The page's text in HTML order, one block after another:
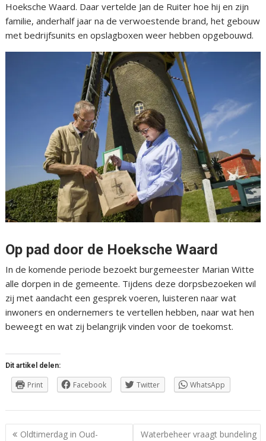
Hoeksche Waard. Daar vertelde Jan de Ruiter hoe hij en zijn
familie, anderhalf jaar na de verwoestende brand, het gebouw
met bedrijfsunits en opslagboxen weer hebben opgebouwd.
Op pad door de Hoeksche Waard
In de komende periode bezoekt burgemeester Marian Witte
alle dorpen in de gemeente. Tijdens deze dorpsbezoeken wil
zij met aandacht een gesprek voeren, luisteren naar wat
inwoners en ondernemers te vertellen hebben, naar wat hen
beweegt en wat zij belangrijk vinden voor de toekomst.
Dit artikel delen:
Print Facebook Twitter WhatsApp
Berichtnavigatie
Oldtimerdag in Oud-
Waterbeheer vraagt bundeling